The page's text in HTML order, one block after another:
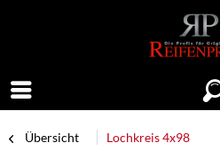
Übersicht Lochkreis 4x98